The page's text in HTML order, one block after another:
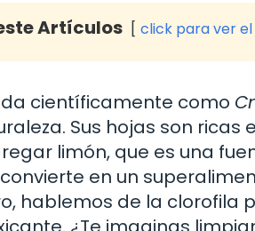
Artículos click para ver
científicamente como
Sus hojas son ricas
limón, que es una
en un
hablemos de la clorofila